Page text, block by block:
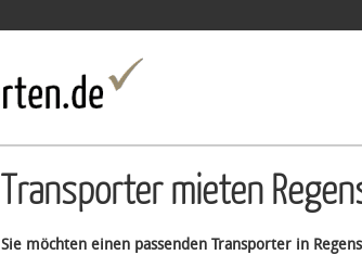
Transporter mieten
Sie möchten einen passenden Transporter in